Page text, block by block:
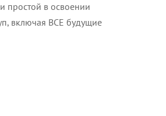
простой в освоении
включая ВСЕ будущие